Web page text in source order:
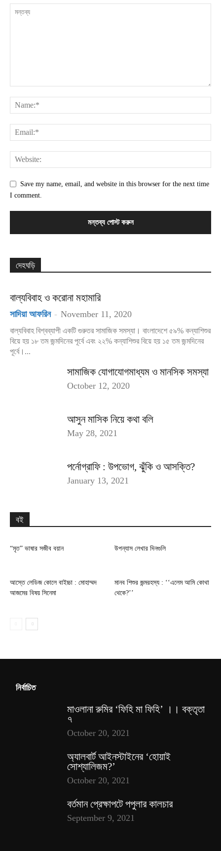
Save my name, email, and website in this browser for the next time
I comment.
দেহঘড়ি
বাল্যবিবাহ ও করোনা মহামারি
সাদিয়া আফরিন - November 11, 2020
বাল্যবিবাহ বিশ্বব্যাপী একটি গুরুতর সামাজিক সমস্যা। বাংলাদেশে ৫৯% কন্যাশিশুর
বিয়ে হয় ১৮ তম জন্মদিনের পূর্বে এবং ২২% কন্যাশিশুর বিয়ে হয় ১৫ তম জন্মদিনের
পূর্বে।...
সামাজিক যোগাযোগমাধ্যম ও মানসিক সমস্যা
October 12, 2020
আসুন মাসিক নিয়ে কথা বলি
May 28, 2021
পর্নোগ্রাফি : উপভোগ, ঝুঁকি ও আসক্তি?
January 13, 2021
বই
“মৃত” ভাষার সজীব বয়ান উপন্যাস লেখার দিনগুলি
আস্তে লেডিজ কোলে বাইচ্চা : মোহাম্মদ
আজমের বিষয় সিনেমা
মানব শিশুর জন্মরহস্য : ‘‘এলেম আমি কোথা
থেকে?’’
নির্বাচিত
মাওলানা রুমির ‘ফিহি মা ফিহি’ ।। বক্তৃতা
৭
October 20, 2021
অ্যালবার্ট আইনস্টাইনের ‘হোয়াই
সোশ্যালিজম?’
October 20, 2021
বর্তমান প্রেক্ষাপটে পপুলার কালচার
September 9, 2021